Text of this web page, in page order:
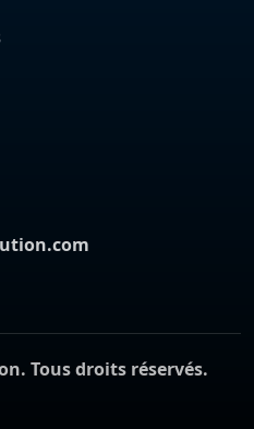
Tous droits réservés.